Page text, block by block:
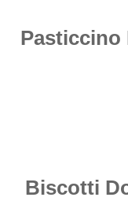
Pasticcino
Biscotti